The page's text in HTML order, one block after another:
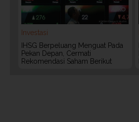
Investasi
IHSG Berpeluang Menguat Pada
Pekan Depan, Cermati
Rekomendasi Saham Berikut